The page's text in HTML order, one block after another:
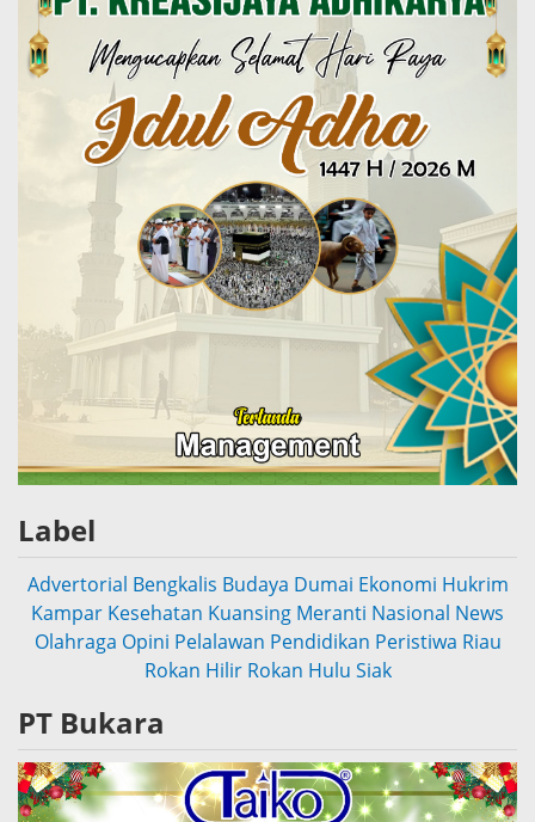
Label
Advertorial Bengkalis Budaya Dumai Ekonomi Hukrim
Kampar Kesehatan Kuansing Meranti Nasional News
Olahraga Opini Pelalawan Pendidikan Peristiwa Riau
Rokan Hilir Rokan Hulu Siak
PT Bukara